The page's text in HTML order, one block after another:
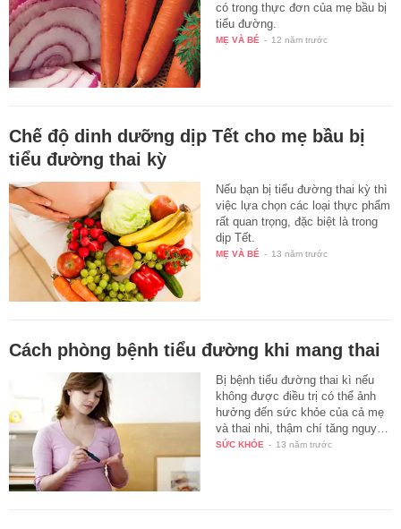
có trong thực đơn của mẹ bầu bị
tiểu đường.
MẸ VÀ BÉ - 12 năm trước
Chế độ dinh dưỡng dịp Tết cho mẹ bầu bị
tiểu đường thai kỳ
Nếu bạn bị tiểu đường thai kỳ thì
việc lựa chọn các loại thực phẩm
rất quan trọng, đặc biệt là trong
dịp Tết.
MẸ VÀ BÉ - 13 năm trước
Cách phòng bệnh tiểu đường khi mang thai
Bị bệnh tiểu đường thai kì nếu
không được điều trị có thể ảnh
hưởng đến sức khỏe của cả mẹ
và thai nhi, thậm chí tăng nguy…
SỨC KHỎE - 13 năm trước